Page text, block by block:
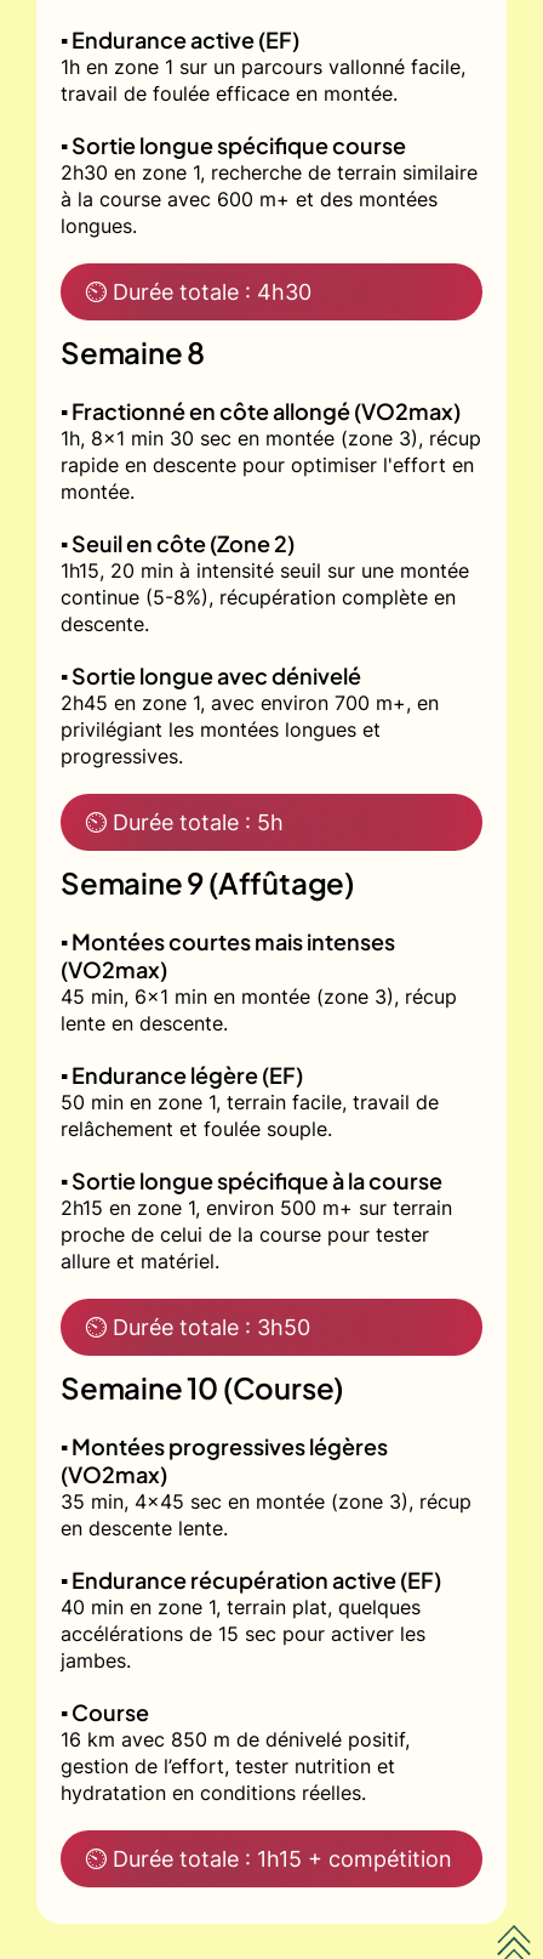
▪️ Endurance active (EF)
1h en zone 1 sur un parcours vallonné facile,
travail de foulée efficace en montée.
▪️ Sortie longue spécifique course
2h30 en zone 1, recherche de terrain similaire
à la course avec 600 m+ et des montées
longues.
⏲ Durée totale : 4h30
Semaine 8
▪️ Fractionné en côte allongé (VO2max)
1h, 8x1 min 30 sec en montée (zone 3), récup
rapide en descente pour optimiser l'effort en
montée.
▪️ Seuil en côte (Zone 2)
1h15, 20 min à intensité seuil sur une montée
continue (5-8%), récupération complète en
descente.
▪️ Sortie longue avec dénivelé
2h45 en zone 1, avec environ 700 m+, en
privilégiant les montées longues et
progressives.
⏲ Durée totale : 5h
Semaine 9 (Affûtage)
▪️ Montées courtes mais intenses
(VO2max)
45 min, 6x1 min en montée (zone 3), récup
lente en descente.
▪️ Endurance légère (EF)
50 min en zone 1, terrain facile, travail de
relâchement et foulée souple.
▪️ Sortie longue spécifique à la course
2h15 en zone 1, environ 500 m+ sur terrain
proche de celui de la course pour tester
allure et matériel.
⏲ Durée totale : 3h50
Semaine 10 (Course)
▪️ Montées progressives légères
(VO2max)
35 min, 4x45 sec en montée (zone 3), récup
en descente lente.
▪️ Endurance récupération active (EF)
40 min en zone 1, terrain plat, quelques
accélérations de 15 sec pour activer les
jambes.
▪️ Course
16 km avec 850 m de dénivelé positif,
gestion de l’effort, tester nutrition et
hydratation en conditions réelles.
⏲ Durée totale : 1h15 + compétition